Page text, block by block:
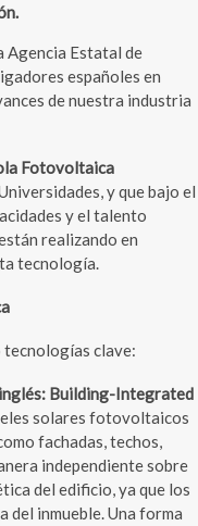
Agencia Estatal de
españoles en
de nuestra industria
Fotovoltaica
y que bajo el
y el talento
realizando en
tecnología.
tecnologías clave:
Building-Integrated
solares fotovoltaicos
fachadas, techos,
independiente sobre
del edificio, ya que los
del inmueble. Una forma